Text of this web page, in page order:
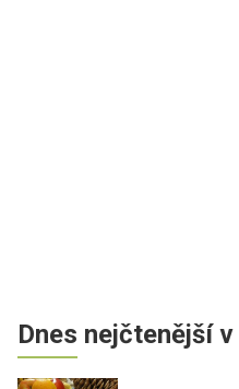
Dnes nejčtenější